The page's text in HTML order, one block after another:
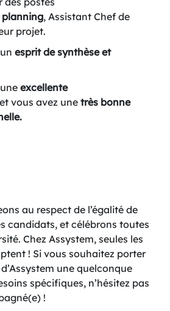
planning, Assistant Chef de
projet.
esprit de synthèse et
excellente
et vous avez une très bonne
au respect de l’égalité de
candidats, et célébrons toutes
Chez Assystem, seules les
! Si vous souhaitez porter
une quelconque
spécifiques, n’hésitez pas
!